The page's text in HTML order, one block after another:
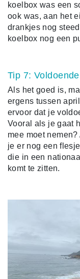
koelbox was een
ook was, aan het
drankjes nog
koelbox nog een
Tip 7:
Als het goed is,
ergens tussen
ervoor dat je
Vooral als je gaat
mee moet
je er nog een
die in een
komt te zitten.